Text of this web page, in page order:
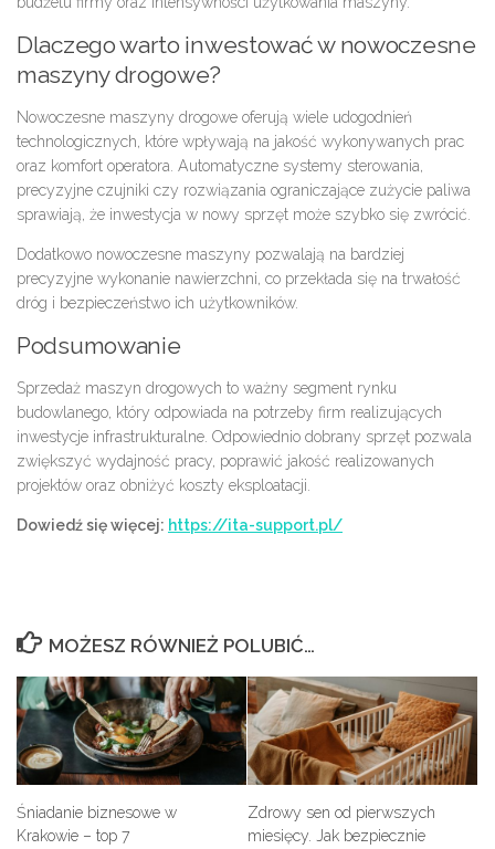
Dlaczego warto inwestować w nowoczesne
maszyny drogowe?
Nowoczesne maszyny drogowe oferują wiele udogodnień
technologicznych, które wpływają na jakość wykonywanych prac
oraz komfort operatora. Automatyczne systemy sterowania,
precyzyjne czujniki czy rozwiązania ograniczające zużycie paliwa
sprawiają, że inwestycja w nowy sprzęt może szybko się zwrócić.
Dodatkowo nowoczesne maszyny pozwalają na bardziej
precyzyjne wykonanie nawierzchni, co przekłada się na trwałość
dróg i bezpieczeństwo ich użytkowników.
Podsumowanie
Sprzedaż maszyn drogowych to ważny segment rynku
budowlanego, który odpowiada na potrzeby firm realizujących
inwestycje infrastrukturalne. Odpowiednio dobrany sprzęt pozwala
zwiększyć wydajność pracy, poprawić jakość realizowanych
projektów oraz obniżyć koszty eksploatacji.
Dowiedź się więcej: https://ita-support.pl/
MOŻESZ RÓWNIEŻ POLUBIĆ…
Śniadanie biznesowe w
Krakowie – top 7
Zdrowy sen od pierwszych
miesięcy. Jak bezpiecznie